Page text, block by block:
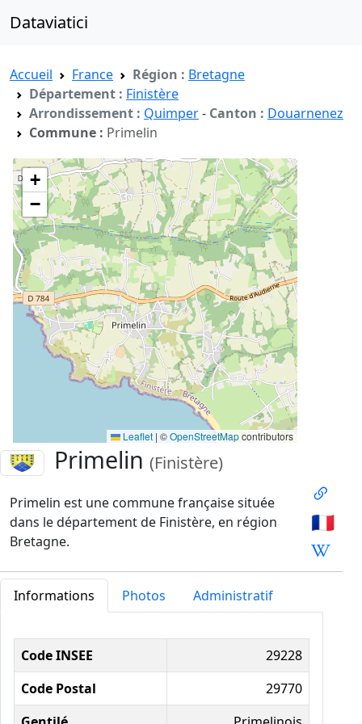
Dataviatici
Accueil France Région : Bretagne
Département : Finistère
Arrondissement : Quimper- Canton : Douarnenez
Commune : Primelin
+
−
Leaflet | ©OpenStreetMapcontributors
Primelin(Finistère)
Primelin est une commune française située
dans le département de Finistère, en région
Bretagne.
🇫🇷
Informations Photos Administratif
Informations administratives
Code INSEE
29228
Code Postal
29770